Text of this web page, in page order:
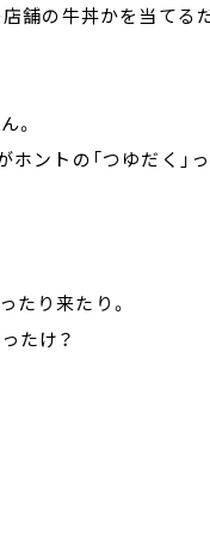
舗の牛丼かを当てるだ
。
ントの「つゆだく」
たり来たり。
たけ？